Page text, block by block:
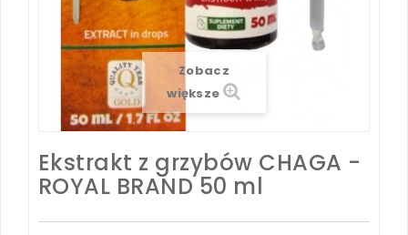
Zobacz
większe
Ekstrakt z grzybów CHAGA -
ROYAL BRAND 50 ml